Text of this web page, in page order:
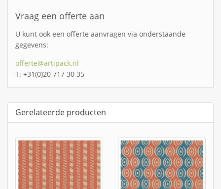
Vraag een offerte aan
U kunt ook een offerte aanvragen via onderstaande
gegevens:
offerte@artipack.nl
T: +31(0)20 717 30 35
Gerelateerde producten